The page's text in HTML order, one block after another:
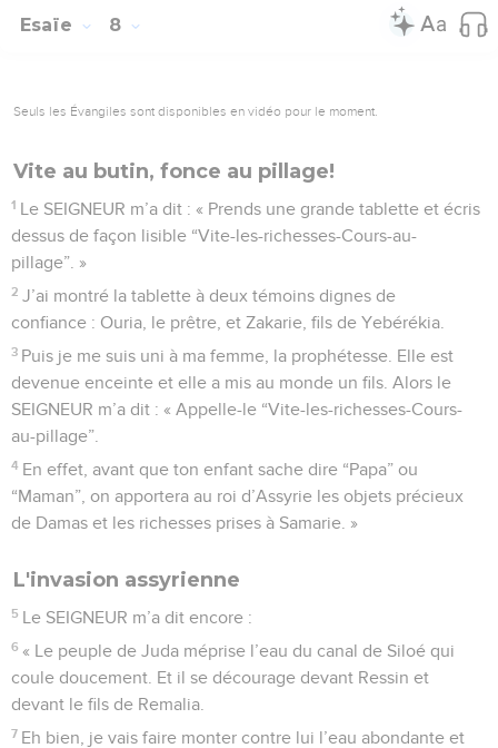
Esaïe 8
Seuls les Évangiles sont disponibles en vidéo pour le moment.
Vite au butin, fonce au pillage!
1 Le SEIGNEUR m’a dit : « Prends une grande tablette et écris
dessus de façon lisible “Vite-les-richesses-Cours-au-
pillage”. »
2 J’ai montré la tablette à deux témoins dignes de
confiance : Ouria, le prêtre, et Zakarie, fils de Yebérékia.
3 Puis je me suis uni à ma femme, la prophétesse. Elle est
devenue enceinte et elle a mis au monde un fils. Alors le
SEIGNEUR m’a dit : « Appelle-le “Vite-les-richesses-Cours-
au-pillage”.
4 En effet, avant que ton enfant sache dire “Papa” ou
“Maman”, on apportera au roi d’Assyrie les objets précieux
de Damas et les richesses prises à Samarie. »
L'invasion assyrienne
5 Le SEIGNEUR m’a dit encore :
6 « Le peuple de Juda méprise l’eau du canal de Siloé qui
coule doucement. Et il se décourage devant Ressin et
devant le fils de Remalia.
7 Eh bien, je vais faire monter contre lui l’eau abondante et